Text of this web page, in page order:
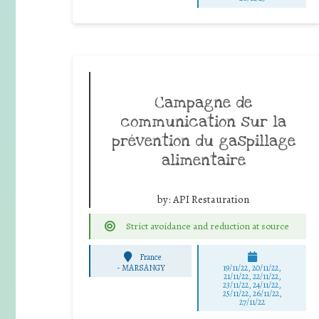
Campagne de
communication sur la
prévention du gaspillage
alimentaire
by:API Restauration
Strict avoidance and reduction at source
France
-MARSANGY 19/11/22, 20/11/22,
21/11/22, 22/11/22,
23/11/22, 24/11/22,
25/11/22, 26/11/22,
27/11/22